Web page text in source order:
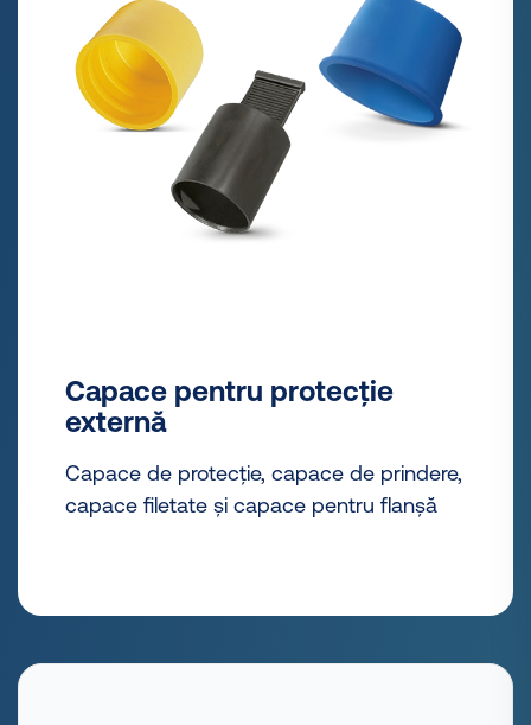
Capace pentru protecție
externă
Capace de protecție, capace de prindere,
capace filetate și capace pentru flanșă